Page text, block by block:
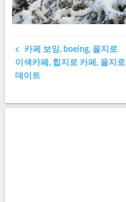
카페 보잉, boeing, 을지로
이색카페, 힙지로 카페, 을지로
데이트